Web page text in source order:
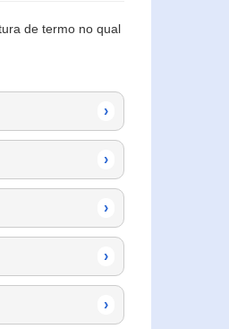
de termo no qual
›
›
›
›
›